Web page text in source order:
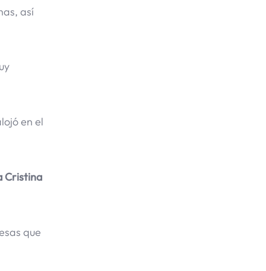
así
en el
Cristina
que